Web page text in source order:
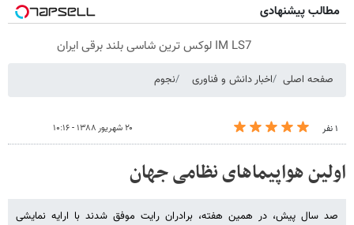
مطالب پیشنهادی
IM LS7 لوکس ترین شاسی بلند برقی ایران
صفحه اصلی اخبار دانش و فناوری نجوم
۱ نفر ۲۰ شهریور ۱۳۸۸ - ۱۰:۱۶
اولین هواپیماهای نظامی جهان
صد سال پیش، در همین هفته، برادران رایت موفق شدند با ارایه نمایشی